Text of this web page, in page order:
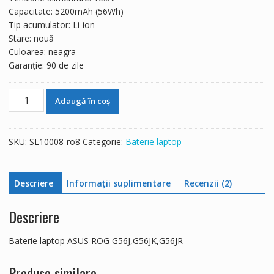
279 lei.
Capacitate: 5200mAh (56Wh)
Tip acumulator: Li-ion
Stare: nouă
Culoarea: neagra
Garanție: 90 de zile
Cantitate
ROG
Adaugă în coș
SKU: SL10008-ro8 Categorie: Baterie laptop
Descriere Informații suplimentare Recenzii (2)
Descriere
Baterie laptop ASUS ROG G56J,G56JK,G56JR